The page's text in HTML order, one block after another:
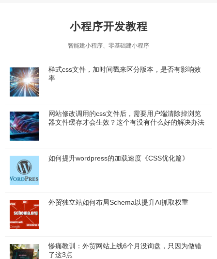
小程序开发教程
智能建小程序、零基础建小程序
样式css文件，加时间戳来区分版本，是否有影响效
率
网站修改调用的css文件后，需要用户端清除掉浏览
器文件缓存才会生效？这个有没有什么好的解决办法
如何提升wordpress的加载速度《CSS优化篇》
外贸独立站如何布局Schema以提升AI抓取权重
惨痛教训：外贸网站上线6个月没询盘，只因为做错
了这3点